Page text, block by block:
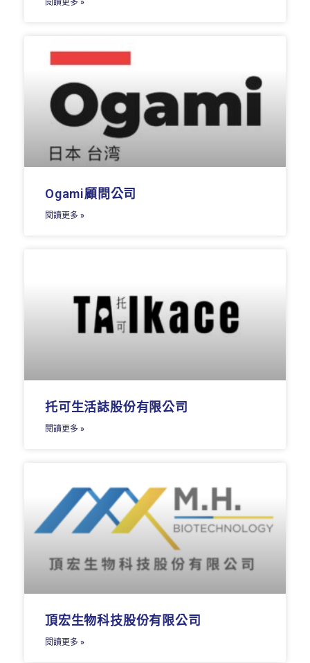
閱讀更多 »
Ogami顧問公司
閱讀更多 »
托可生活誌股份有限公司
閱讀更多 »
頂宏生物科技股份有限公司
閱讀更多 »